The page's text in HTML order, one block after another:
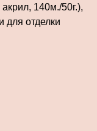
140м./50г.),
для отделки